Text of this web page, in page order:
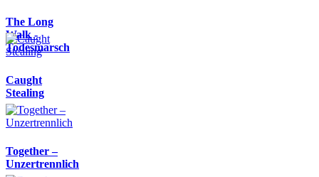
The Long
Walk -
Todesmarsch
Caught
Stealing
Together –
Unzertrennlich